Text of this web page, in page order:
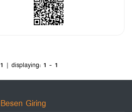
1 | displaying: 1 - 1
Besen Giring